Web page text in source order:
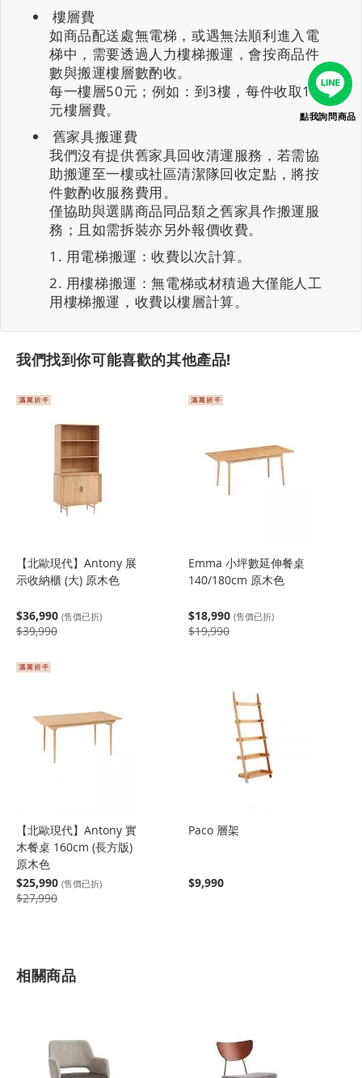
樓層費
如商品配送處無電梯，或遇無法順利進入電
梯中，需要透過人力樓梯搬運，會按商品件
數與搬運樓層數酌收。
每一樓層50元；例如：到3樓，每件收取100
元樓層費。
舊家具搬運費
我們沒有提供舊家具回收清運服務，若需協
助搬運至一樓或社區清潔隊回收定點，將按
件數酌收服務費用。
僅協助與選購商品同品類之舊家具作搬運服
務；且如需拆裝亦另外報價收費。
用電梯搬運：收費以次計算。
用樓梯搬運：無電梯或材積過大僅能人工
用樓梯搬運，收費以樓層計算。
我們找到你可能喜歡的其他產品!
【北歐現代】Antony 展
示收納櫃 (大) 原木色
$36,990 (售價已折)
$39,990
Emma 小坪數延伸餐桌
140/180cm 原木色
$18,990 (售價已折)
$19,990
【北歐現代】Antony 實
木餐桌 160cm (長方版)
原木色
$25,990 (售價已折)
$27,990
Paco 層架
$9,990
相關商品
點我詢問商品